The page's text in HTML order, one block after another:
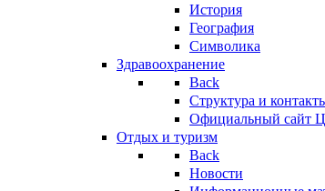
История
География
Символика
Здравоохранение
Back
Структура и
Официальный сайт
Отдых и туризм
Back
Новости